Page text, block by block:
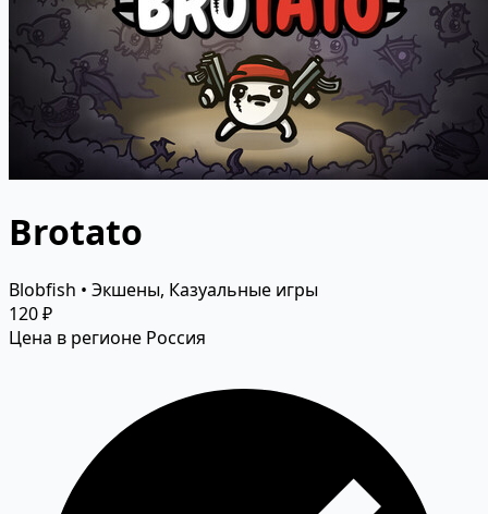
Brotato
Blobfish • Экшены, Казуальные игры
120 ₽
Цена в регионе Россия